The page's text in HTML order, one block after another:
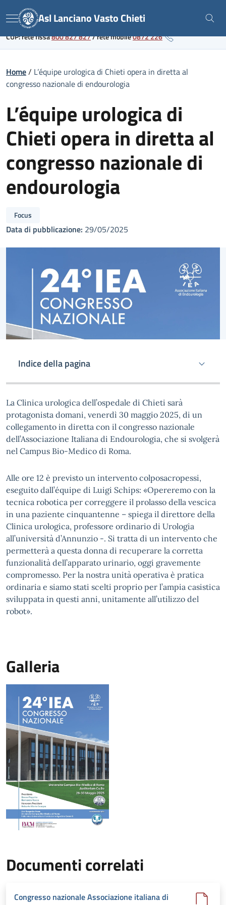
to
content
Link al portale sanitario regionale
Menu Asl Lanciano Vasto Chieti
CUP: rete fissa800 827 827/rete mobile0872 226
Home/ L’équipe urologica di Chieti opera in diretta al
congresso nazionale di endourologia
L’équipe urologica di
Chieti opera in diretta al
congresso nazionale di
endourologia
Focus
Data di pubblicazione: 29/05/2025
Indice della pagina
La Clinica urologica dell’ospedale di Chieti sarà
protagonista domani, venerdì 30 maggio 2025, di un
collegamento in diretta con il congresso nazionale
dell’Associazione Italiana di Endourologia, che si svolgerà
nel Campus Bio-Medico di Roma.
Alle ore 12 è previsto un intervento colposacropessi,
eseguito dall’équipe di Luigi Schips: «Opereremo con la
tecnica robotica per correggere il prolasso della vescica
in una paziente cinquantenne – spiega il direttore della
Clinica urologica, professore ordinario di Urologia
all’università d’Annunzio -. Si tratta di un intervento che
permetterà a questa donna di recuperare la corretta
funzionalità dell’apparato urinario, oggi gravemente
compromesso. Per la nostra unità operativa è pratica
ordinaria e siamo stati scelti proprio per l’ampia casistica
sviluppata in questi anni, unitamente all’utilizzo del
robot».
Galleria
Documenti correlati
Congresso nazionale Associazione italiana di